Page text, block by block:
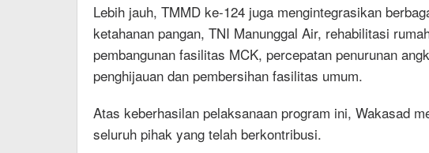
Lebih jauh, TMMD ke-124 juga mengintegrasikan
ketahanan pangan, TNI Manunggal Air, rehabilitasi
pembangunan fasilitas MCK, percepatan penurunan
penghijauan dan pembersihan fasilitas umum.
Atas keberhasilan pelaksanaan program ini, Wakasad
seluruh pihak yang telah berkontribusi.